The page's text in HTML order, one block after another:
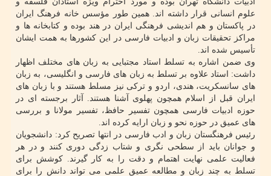
علوم انسانی قرار داشته اند. همین طور مؤسس خانه فرهنگ ایران
در پاکستان و هم اندیشی فرهنگی ایران در هند بوده و کتابخانه ها و
مراکز تحقیقات زبان و ادبیات فارسی در این کشورها به همت ایشان
تأسیس شده اند.
وی ضمن اشاره به تسلط استاد مجتبایی به زبان های مختلف اظهار
داشت: استاد علاوه بر تسلط به زبان های فارسی و انگلیسی، به زبان
های سانسکریت، هندی، اردو و ترکی نیز مسلط هستند و با زبان های
ایران قبل از اسلام همچون پهلوی آشنا هستند. آثار برجسته ای در
حوزه ادبیات فارسی همچون تفسیر حافظ، تفسیر مولانا و بررسی
های عمیق در حوزه نحو و زبان ارایه کرده اند.
رئیس فرهنگستان زبان و ادب فارسی در انتها تصریح کرد: دانشجویان
و جوانان باید از سطحی نگری و شتاب زدگی دوری کنند و در هر
فعالیت علمی نهایت اهتمام و دقت را به کار گیرند. کوشش برای
تسلط به چند زبان و مطالعه عمیق علمی می تواند دانش را برای